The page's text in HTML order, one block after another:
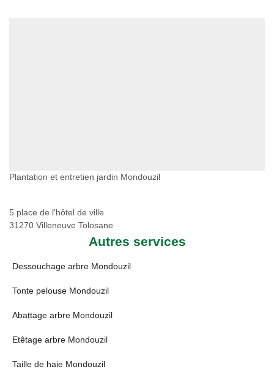
Plantation et entretien jardin Mondouzil
5 place de l'hôtel de ville
31270 Villeneuve Tolosane
Autres services
Dessouchage arbre Mondouzil
Tonte pelouse Mondouzil
Abattage arbre Mondouzil
Etêtage arbre Mondouzil
Taille de haie Mondouzil